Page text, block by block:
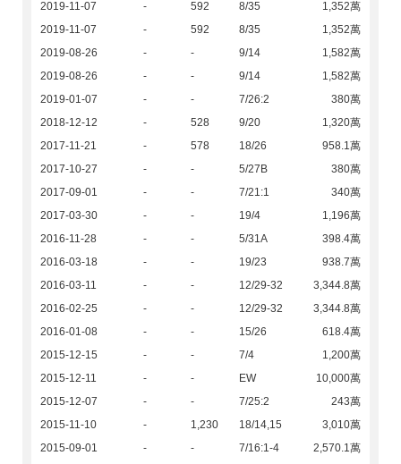
2019-11-07 - 592 8/35
1,352萬
2019-11-07
- 592 8/35
1,352萬
2019-08-26
- - 9/14
1,582萬
2019-08-26
- - 9/14
1,582萬
2019-01-07
- - 7/26:2
380萬
2018-12-12
- 528 9/20
1,320萬
2017-11-21
- 578 18/26
958.1萬
2017-10-27
- - 5/27B
380萬
2017-09-01
- - 7/21:1
340萬
2017-03-30
- - 19/4
1,196萬
2016-11-28
- - 5/31A
398.4萬
2016-03-18
- - 19/23
938.7萬
2016-03-11
- - 12/29-32
3,344.8萬
2016-02-25
- - 12/29-32
3,344.8萬
2016-01-08
- - 15/26
618.4萬
2015-12-15
- - 7/4
1,200萬
2015-12-11
- - EW
10,000萬
2015-12-07
- - 7/25:2
243萬
2015-11-10
- 1,230 18/14,15
3,010萬
2015-09-01
- - 7/16:1-4
2,570.1萬